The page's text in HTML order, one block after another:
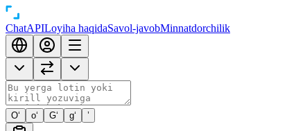
ChatAPILoyiha haqidaSavol-javobMinnatdorchilik
O‘ o‘ G‘ g‘ ’